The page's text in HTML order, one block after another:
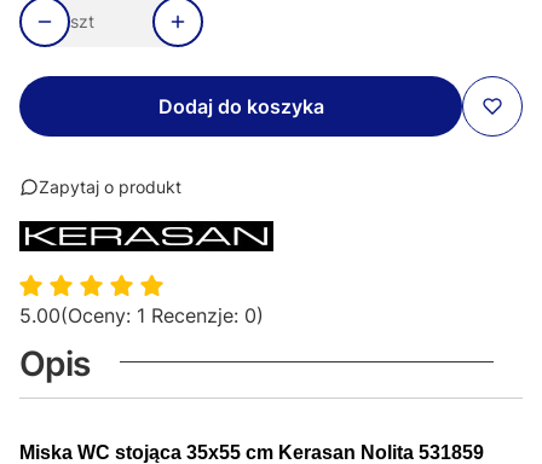
szt
Dodaj do koszyka
Zapytaj o produkt
5.00(Oceny: 1 Recenzje: 0)
Opis
Miska WC stojąca 35x55 cm Kerasan Nolita 531859